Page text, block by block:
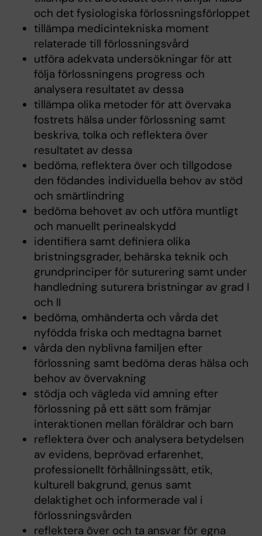
och det fysiologiska förlossningsförloppet
tillämpa medicintekniska moment
relaterade till förlossningsvård
utföra adekvata undersökningar för att
följa förlossningens progress och
analysera resultatet av dessa
tillämpa olika metoder för att övervaka
fostrets hälsa under förlossning samt
beskriva, tolka och reflektera över
resultatet av dessa
bedöma, reflektera över och tillgodose
den födandes individuella behov av stöd
och smärtlindring
bedöma behovet av och utföra muntligt
och manuellt perinealskydd
identifiera samt definiera olika
bristningsgrader, behärska teknik och
grundprinciper för suturering samt under
handledning suturera bristningar av grad I
och II
bedöma, omhänderta och vårda det
nyfödda friska och medtagna barnet
vårda den nyblivna familjen efter
förlossning samt bedöma deras hälsa och
behov av övervakning
stödja och vägleda vid amning efter
förlossning på ett sätt som främjar
interaktionen mellan föräldrar och barn
reflektera över och analysera betydelsen
av evidens, beprövad erfarenhet,
professionellt förhållningssätt, etik,
kulturell bakgrund, genus samt
delaktighet och informerade val i
förlossningsvården
reflektera över och ta ansvar för egna